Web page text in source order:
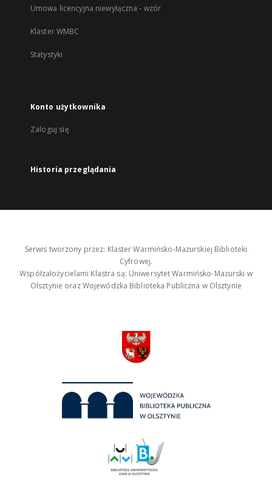
Umowa licencyjna niewyłączna - wzór
Klaster WMBC
Statystyki
Konto użytkownika
Zaloguj się
Historia przeglądania
Serwis tworzony przez: Klaster Warmińsko-Mazurskiej Biblioteki
Cyfrowej.
Współzałożycielami Klastra są: Uniwersytet Warmińsko-Mazurski w
Olsztynie oraz Wojewódzka Biblioteka Publiczna w Olsztynie